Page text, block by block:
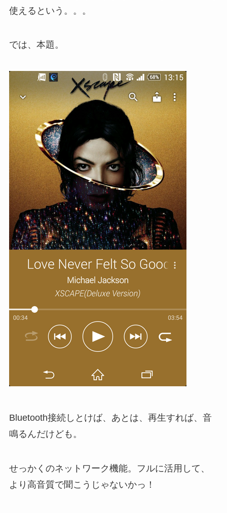
使えるという。。。
では、本題。
Bluetooth接続しとけば、あとは、再生すれば、音
鳴るんだけども。
せっかくのネットワーク機能。フルに活用して、
より高音質で聞こうじゃないかっ！